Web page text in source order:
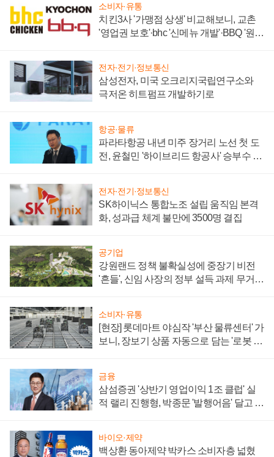
소비자·유통
치킨3사 '가맹점 상생' 비교해보니, 교촌
'영업권 보호'·bhc '신메뉴 개발'·BBQ '원가
전자·전기·정보통신
삼성전자, 미국 오크리지국립연구소와
극저온 히트펌프 개발하기로
항공·물류
파라타항공 내년 미주 장거리 노선 첫 도
전, 윤철민 '하이브리드 항공사' 승부수 통
전자·전기·정보통신
SK하이닉스 통합노조 설립 움직임 본격
화, 성과급 체계 불만에 3500명 결집
공기업
강원랜드 정책 불확실성에 중장기 비전
'흔들', 신임 사장의 정부 설득 과제 무거워
소비자·유통
[현장] 롯데마트 야심작 '부산 물류센터' 가
보니, 장보기 상품 자동으로 담는 '로봇 40
금융
삼섬증권 '상반기 영업이익 1조 클럽' 실
적 랠리 진행형, 박종문 '발행어음' 달고 연
바이오·제약
백상환 동아제약 박카스 소비자층 넓혔